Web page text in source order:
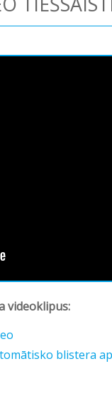
videoklipus:
blistera